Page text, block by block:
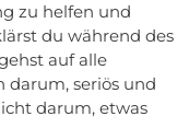
zu helfen und
du während des
auf alle
darum, seriös und
darum, etwas